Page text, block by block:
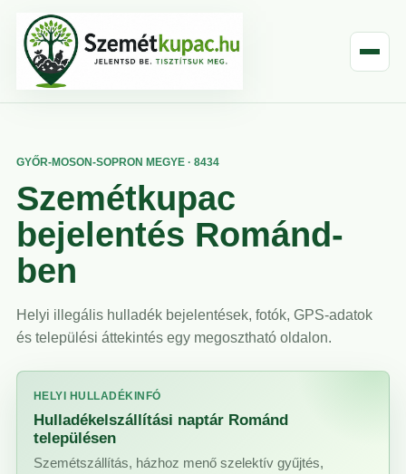
GYŐR-MOSON-SOPRON MEGYE · 8434
Szemétkupac
bejelentés Románd-
ben
Helyi illegális hulladék bejelentések, fotók, GPS-adatok
és települési áttekintés egy megosztható oldalon.
HELYI HULLADÉKINFÓ
Hulladékelszállítási naptár Románd
településen
Szemétszállítás, házhoz menő szelektív gyűjtés,